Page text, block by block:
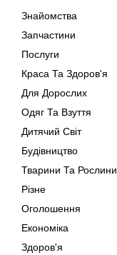
Знайомства
Запчастини
Послуги
Краса Та Здоров'я
Для Дорослих
Одяг Та Взуття
Дитячий Світ
Будівництво
Тварини Та Рослини
Різне
Оголошення
Економіка
Здоров'я